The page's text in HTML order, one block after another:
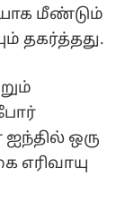
மீண்டும்
தகர்த்தது.
ஒரு